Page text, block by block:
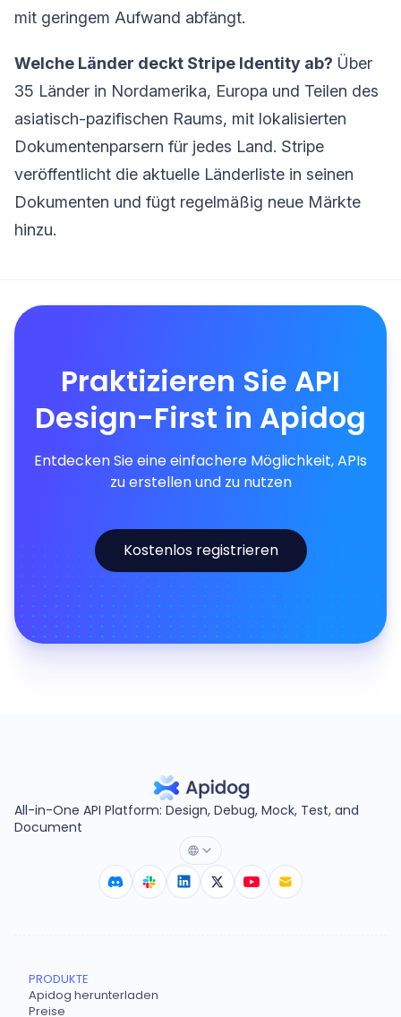
mit geringem Aufwand abfängt.
Welche Länder deckt Stripe Identity ab? Über
35 Länder in Nordamerika, Europa und Teilen des
asiatisch-pazifischen Raums, mit lokalisierten
Dokumentenparsern für jedes Land. Stripe
veröffentlicht die aktuelle Länderliste in seinen
Dokumenten und fügt regelmäßig neue Märkte
hinzu.
Praktizieren Sie API
Design-First in Apidog
Entdecken Sie eine einfachere Möglichkeit, APIs
zu erstellen und zu nutzen
Kostenlos registrieren
All-in-One API Platform: Design, Debug, Mock, Test, and
Document
PRODUKTE
Apidog herunterladen
Preise